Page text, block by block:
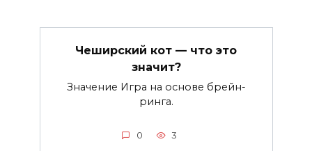
Чеширский кот — что это
значит?
Значение Игра на основе брейн-
ринга.
0 3